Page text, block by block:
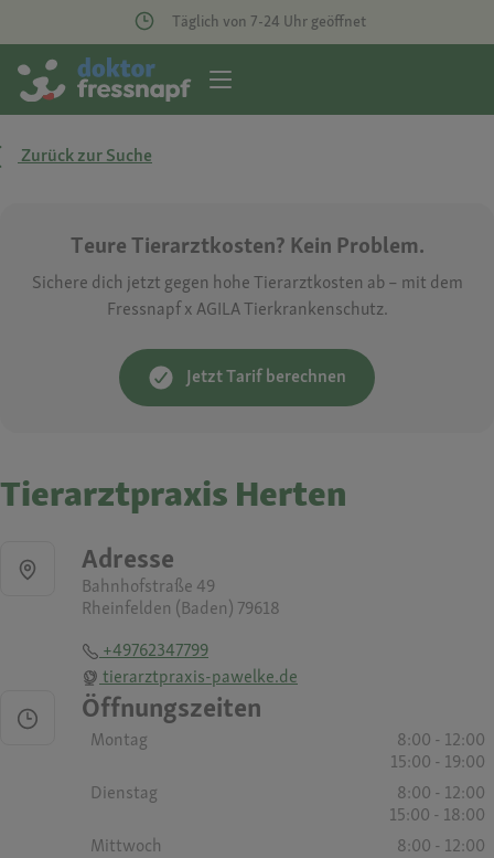
Täglich von 7-24 Uhr geöffnet
Zurück zur Suche
Teure Tierarztkosten? Kein Problem.
Sichere dich jetzt gegen hohe Tierarztkosten ab – mit dem
Fressnapf x AGILA Tierkrankenschutz.
Jetzt Tarif berechnen
Tierarztpraxis Herten
Adresse
Bahnhofstraße 49
Rheinfelden (Baden) 79618
+49762347799
tierarztpraxis-pawelke.de
Öffnungszeiten
Montag
8:00 - 12:00
15:00 - 19:00
Dienstag
8:00 - 12:00
15:00 - 18:00
Mittwoch
8:00 - 12:00